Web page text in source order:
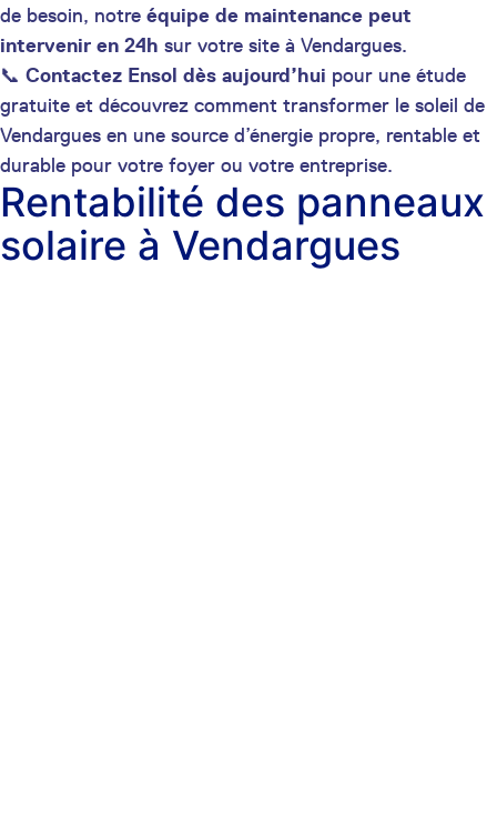
de besoin, notre équipe de maintenance peut
intervenir en 24h sur votre site à Vendargues.
📞 Contactez Ensol dès aujourd’hui pour une étude
gratuite et découvrez comment transformer le soleil de
Vendargues en une source d’énergie propre, rentable et
durable pour votre foyer ou votre entreprise.
Rentabilité des panneaux
solaire à Vendargues